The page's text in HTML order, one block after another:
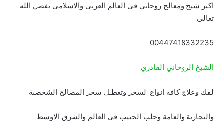
اكبر شيخ ومعالج روحاني فى العالم العربى والاسلامى بفضل الله
تعالى
00447418332235
الشيخ الروحاني القادري
لفك وعلاج كافة انواع السحر وتعطيل سحر المصالح الشخصية
والتجارية والعامة وجلب الحبيب فى العالم والشرق الاوسط